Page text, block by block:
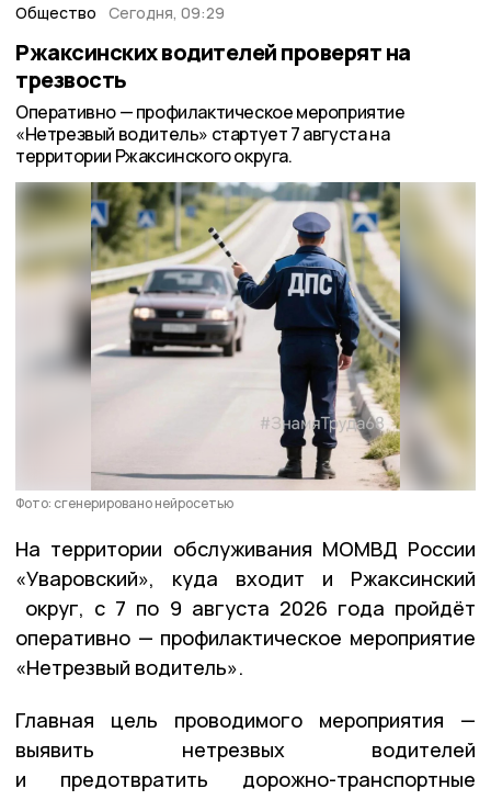
Общество Сегодня, 09:29
Ржаксинских водителей проверят на
трезвость
Оперативно — профилактическое мероприятие
«Нетрезвый водитель» стартует 7 августа на
территории Ржаксинского округа.
Фото: сгенерировано нейросетью
На территории обслуживания МОМВД России
«Уваровский», куда входит и Ржаксинский
округ, с 7 по 9 августа 2026 года пройдёт
оперативно — профилактическое мероприятие
«Нетрезвый водитель».
Главная цель проводимого мероприятия —
выявить нетрезвых водителей
и предотвратить дорожно-транспортные